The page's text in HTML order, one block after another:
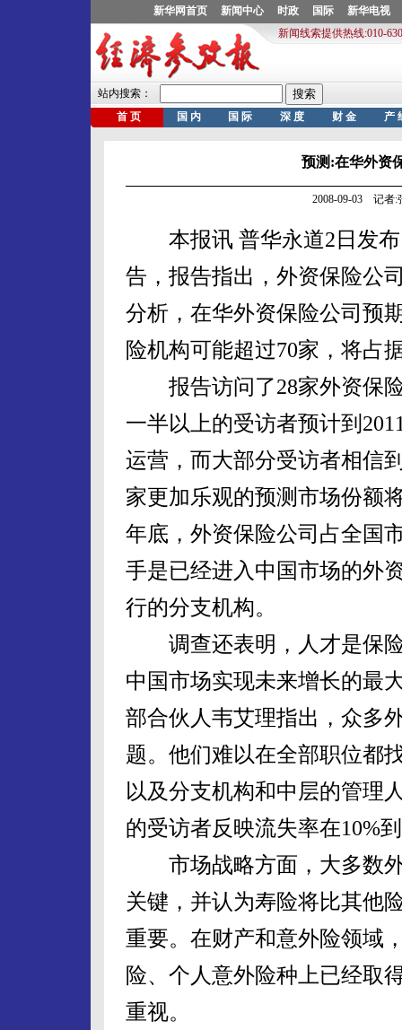
预测:在华外资
2008-09-03 记者:
本报讯 普华永道2日发布
告，报告指出，外资保险公
分析，在华外资保险公司预
险机构可能超过70家，将占
报告访问了28家外资保险
一半以上的受访者预计到
运营，而大部分受访者相信
家更加乐观的预测市场份额
年底，外资保险公司占全国
手是已经进入中国市场的外
行的分支机构。
调查还表明，人才是保险
中国市场实现未来增长的最
部合伙人韦艾理指出，众多
题。他们难以在全部职位都
以及分支机构和中层的管理
的受访者反映流失率在10%
市场战略方面，大多数外
关键，并认为寿险将比其他
重要。在财产和意外险领域
险、个人意外险种上已经取
重视。